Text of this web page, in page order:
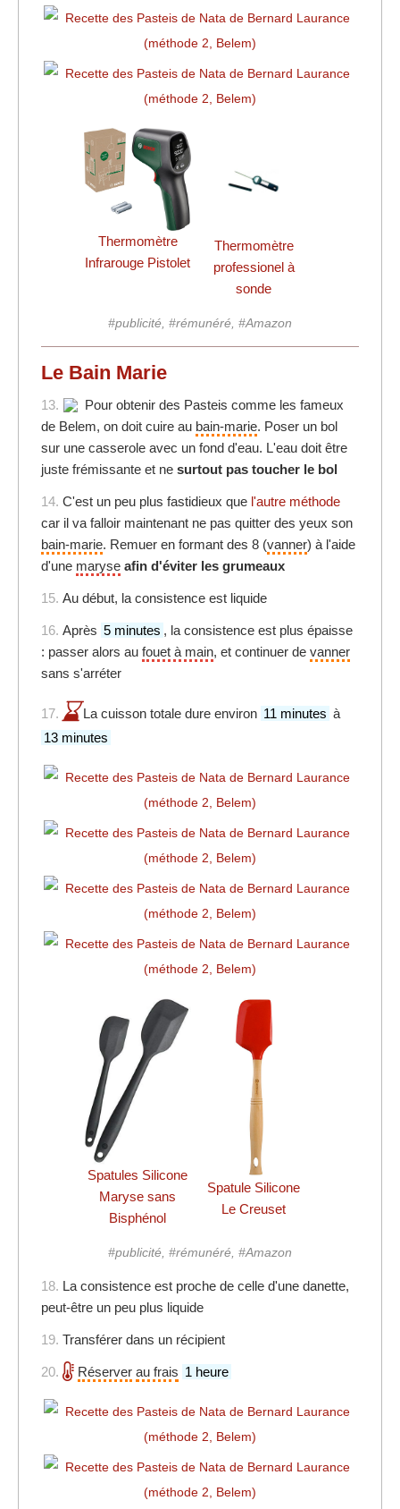
Thermomètre
Infrarouge Pistolet
Thermomètre
professionel à
sonde
#publicité, #rémunéré, #Amazon
Le Bain Marie
13.
Pour obtenir des Pasteis comme les fameux
de Belem, on doit cuire au bain-marie. Poser un bol
sur une casserole avec un fond d'eau. L'eau doit être
juste frémissante et ne surtout pas toucher le bol
14. C'est un peu plus fastidieux que l'autre méthode
car il va falloir maintenant ne pas quitter des yeux son
bain-marie. Remuer en formant des 8 (vanner) à l'aide
d'une maryse afin d'éviter les grumeaux
15. Au début, la consistence est liquide
16. Après 5 minutes , la consistence est plus épaisse
: passer alors au fouet à main, et continuer de vanner
sans s'arréter
17. La cuisson totale dure environ 11 minutes à
13 minutes
Spatules Silicone
Maryse sans
Bisphénol
Spatule Silicone
Le Creuset
#publicité, #rémunéré, #Amazon
18. La consistence est proche de celle d'une danette,
peut-être un peu plus liquide
19. Transférer dans un récipient
20. Réserver au frais 1 heure